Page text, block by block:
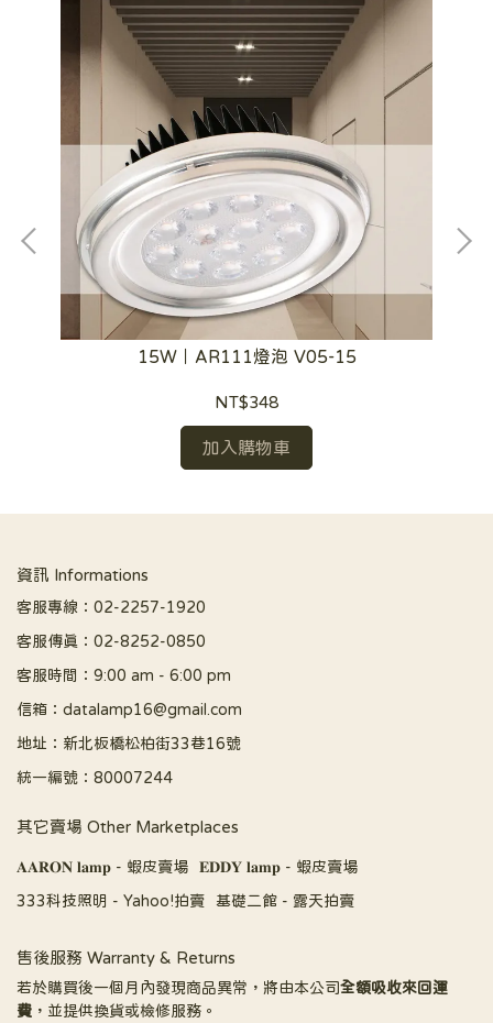
15W｜AR111燈泡 V05-15
NT$348
加入購物車
資訊 Informations
客服專線：02-2257-1920
客服傳真：02-8252-0850
客服時間：9:00 am - 6:00 pm
信箱：datalamp16@gmail.com
地址：新北板橋松柏街33巷16號
統一編號：80007244
其它賣場 Other Marketplaces
𝐀𝐀𝐑𝐎𝐍 𝐥𝐚𝐦𝐩 - 蝦皮賣場
𝐄𝐃𝐃𝐘 𝐥𝐚𝐦𝐩 - 蝦皮賣場
333科技照明 - Yahoo!拍賣
基礎二館 - 露天拍賣
售後服務 Warranty & Returns
若於購買後一個月內發現商品異常，將由本公司全額吸收來回運
費 ，並提供換貨或檢修服務。